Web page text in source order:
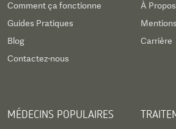
Comment ça fonctionne
Guides Pratiques
Blog
Contactez-nous
À Propos
Carrière
MÉDECINS POPULAIRES